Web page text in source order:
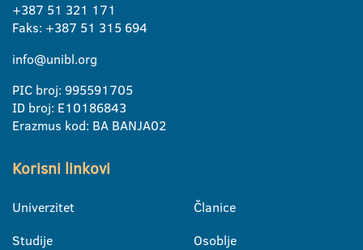
+387 51 321 171
Faks: +387 51 315 694
info@unibl.org
PIC broj: 995591705
ID broj: E10186843
Erazmus kod: BA BANJA02
Korisni linkovi
Univerzitet
Studije
Članice
Osoblje